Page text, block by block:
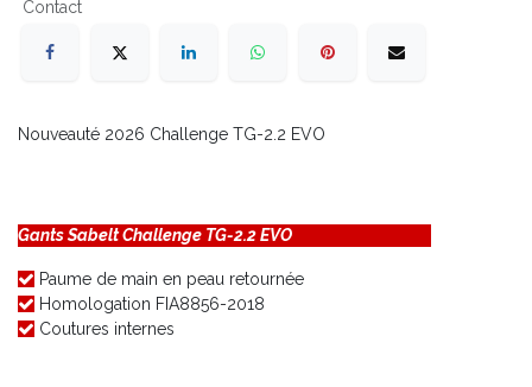
Contact
Nouveauté 2026 Challenge TG-2.2 EVO
Gants Sabelt Challenge TG-2.2 EVO
Paume de main en peau retournée
Homologation FIA8856-2018
Coutures internes